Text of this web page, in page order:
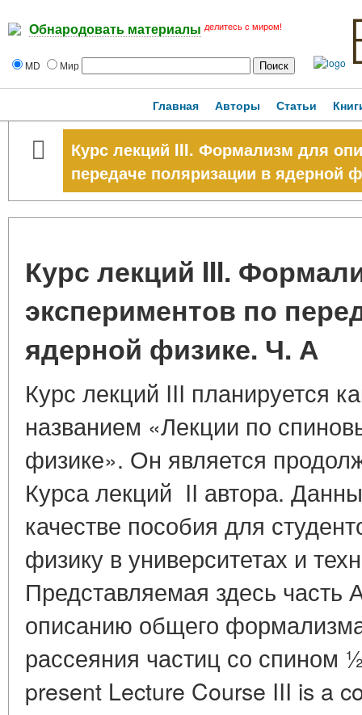
Обнародовать материалы делитесь с миром!
MD Мир
Главная Авторы Статьи
Курс лекций III. Формализм для
передаче поляризации в ядерной
Курс лекций III.
экспериментов по
ядерной физике. Ч. А
Курс лекций III планируется
названием «Лекции по
физике». Он является
Курса лекций II автора.
качестве пособия для
физику в университетах и
Представляемая здесь часть
описанию общего
рассеяния частиц со спином
present Lecture Course III is a